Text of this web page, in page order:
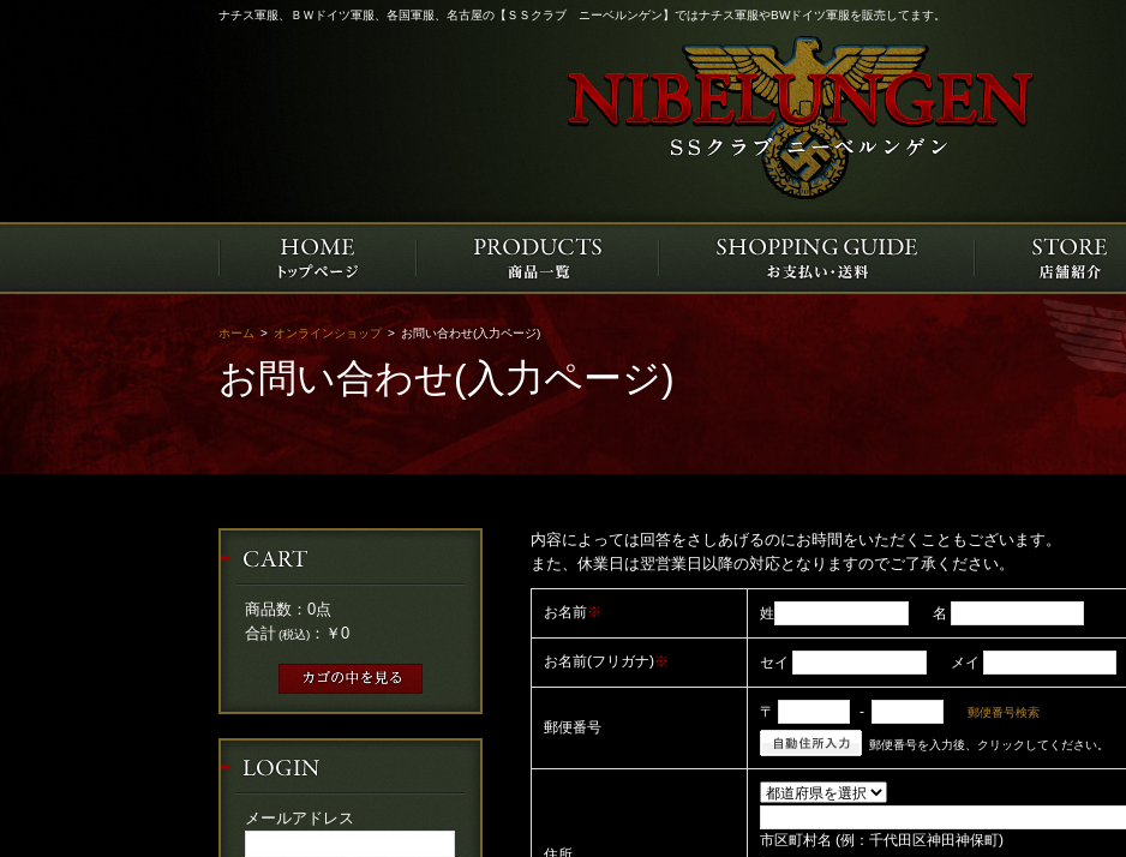
お問い合わせ(入力ページ)
ホーム > オンラインショップ > お問い合わせ(入力ページ)
ナチス軍服、ＢＷドイツ軍服、各国軍服、名古屋の【ＳＳクラブ ニーベルンゲン】ではナチス軍服やBWドイツ軍服を販売してます。
内容によっては回答をさしあげるのにお時間をいただくこともございます。
また、休業日は翌営業日以降の対応となりますのでご了承ください。
お名前※ 姓 名
お名前(フリガナ)※ セイ メイ
郵便番号
〒 - 郵便番号検索
郵便番号を入力後、クリックしてください。
市区町村名 (例：千代田区神田神保町)
商品数： 0点
合計(税込) ： ￥0
メールアドレス